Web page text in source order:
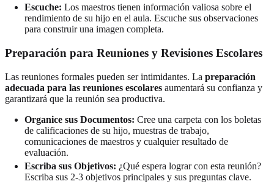
Escuche: Los maestros tienen información valiosa sobre el
rendimiento de su hijo en el aula. Escuche sus observaciones
para construir una imagen completa.
Preparación para Reuniones y Revisiones Escolares
Las reuniones formales pueden ser intimidantes. La preparación
adecuada para las reuniones escolares aumentará su confianza y
garantizará que la reunión sea productiva.
Organice sus Documentos: Cree una carpeta con los boletas
de calificaciones de su hijo, muestras de trabajo,
comunicaciones de maestros y cualquier resultado de
evaluación.
Escriba sus Objetivos: ¿Qué espera lograr con esta reunión?
Escriba sus 2-3 objetivos principales y sus preguntas clave.